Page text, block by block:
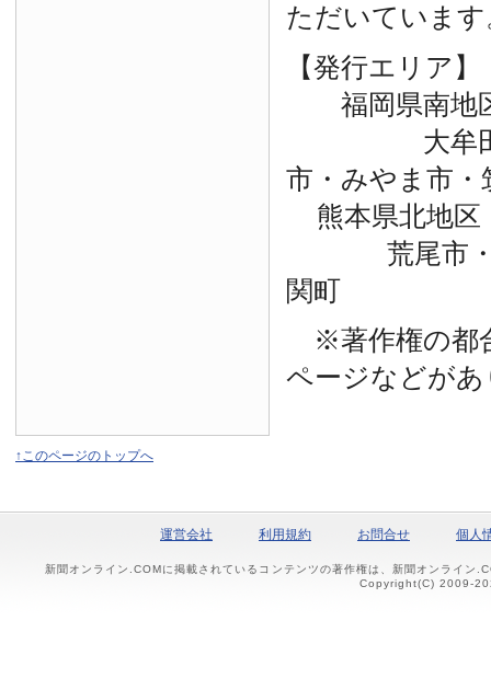
ただいています
【発行エリア】
福岡県南地
大牟田市
市・みやま市・
熊本県北地区
荒尾市・玉
関町
※著作権の都
ページなどが
↑このページのトップへ
運営会社 利用規約 お問合せ 個人
新聞オンライン.COMに掲載されているコンテンツの著作権は、新聞オンライン
Copyright(C) 2009-